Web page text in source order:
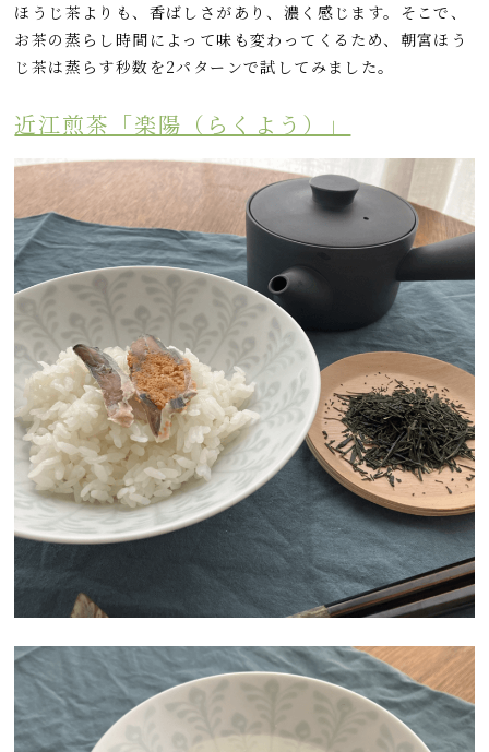
ほうじ茶よりも、香ばしさがあり、濃く感じます。そこで、
お茶の蒸らし時間によって味も変わってくるため、朝宮ほう
じ茶は蒸らす秒数を2パターンで試してみました。
近江煎茶「楽陽（らくよう）」